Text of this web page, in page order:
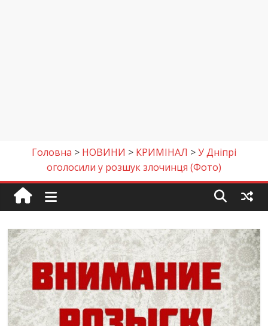
Головна > НОВИНИ > КРИМІНАЛ >У Дніпрі
оголосили у розшук злочинця (Фото)